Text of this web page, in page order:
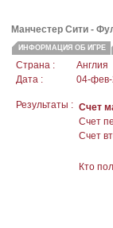
Манчестер Сити -
ИНФОРМАЦИЯ ОБ ИГРЕ
Страна :
Англия
Дата :
04-
Результаты : Счет
Счет
Счет
Кто